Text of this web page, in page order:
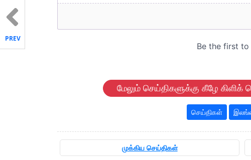
மேலும் செய்திகளுக்கு கீழே கிளிக்
செய்திகள்
முக்கிய செய்திகள்
PREV